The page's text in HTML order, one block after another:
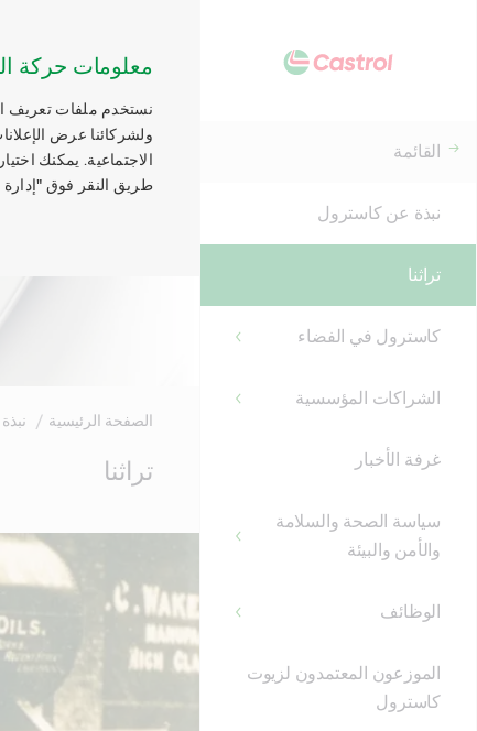
معلومات حركة
نستخدم ملفات تعريف
ولشركائنا عرض
الاجتماعية. يمكنك
طريق النقر فوق
القائمة
نبذة عن كاسترول
تراثنا
كاسترول في الفضاء
الشراكات المؤسسية
غرفة الأخبار
سياسة الصحة والسلامة
والأمن والبيئة
الوظائف
الموزعون المعتمدون لزيوت
كاسترول
الصفحة الرئيسية
Contentتراثنا